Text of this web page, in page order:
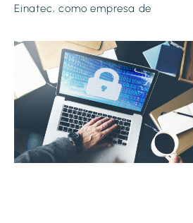
Einatec, como empresa de